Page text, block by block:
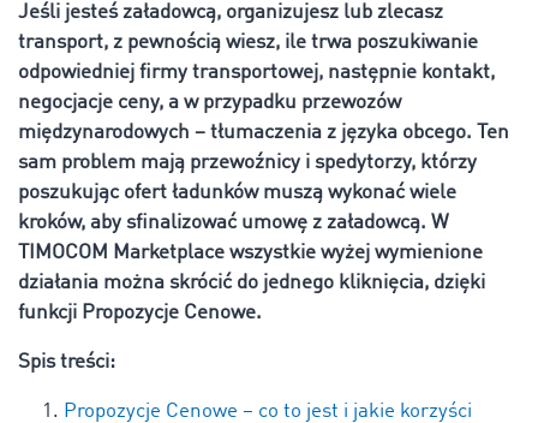
Jeśli jesteś załadowcą, organizujesz lub zlecasz
transport, z pewnością wiesz, ile trwa poszukiwanie
odpowiedniej firmy transportowej, następnie kontakt,
negocjacje ceny, a w przypadku przewozów
międzynarodowych – tłumaczenia z języka obcego. Ten
sam problem mają przewoźnicy i spedytorzy, którzy
poszukując ofert ładunków muszą wykonać wiele
kroków, aby sfinalizować umowę z załadowcą. W
TIMOCOM Marketplace wszystkie wyżej wymienione
działania można skrócić do jednego kliknięcia, dzięki
funkcji Propozycje Cenowe.
Spis treści:
Propozycje Cenowe – co to jest i jakie korzyści